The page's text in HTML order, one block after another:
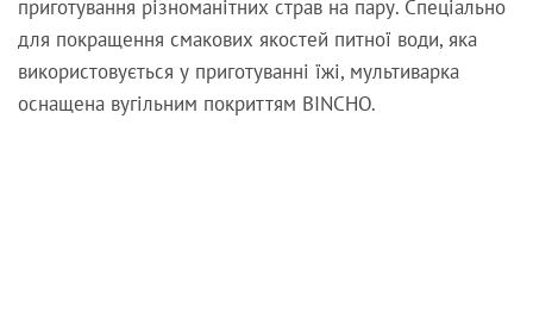
приготування різноманітних страв на пару. Спеціально
для покращення смакових якостей питної води, яка
використовується у приготуванні їжі, мультиварка
оснащена вугільним покриттям BINCHO.